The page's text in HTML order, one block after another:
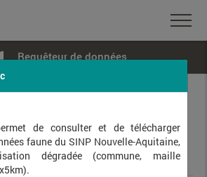
Requêteur de données
Données
de consulter et de télécharger
faune du SINP Nouvelle-Aquitaine,
dégradée (commune, maille